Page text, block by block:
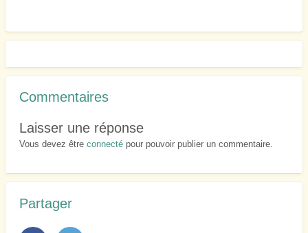
Commentaires
Laisser une réponse
Vous devez être connectépour pouvoir publier un commentaire.
Partager